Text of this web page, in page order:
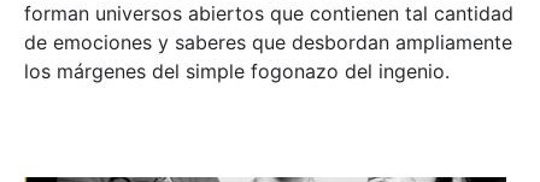
forman universos abiertos que contienen tal cantidad
de emociones y saberes que desbordan ampliamente
los márgenes del simple fogonazo del ingenio.